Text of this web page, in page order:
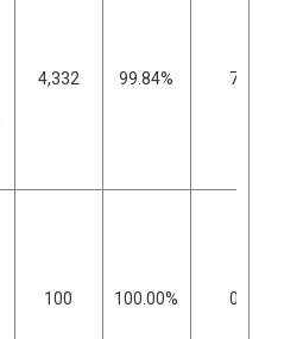
4,332 99.84% 7
100 100.00% 0